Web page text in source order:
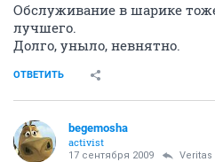
Обслуживание в шарике
лучшего.
Долго, уныло, невнятно.
ОТВЕТИТЬ
begemosha
activist
17 сентября 2009 Veritas